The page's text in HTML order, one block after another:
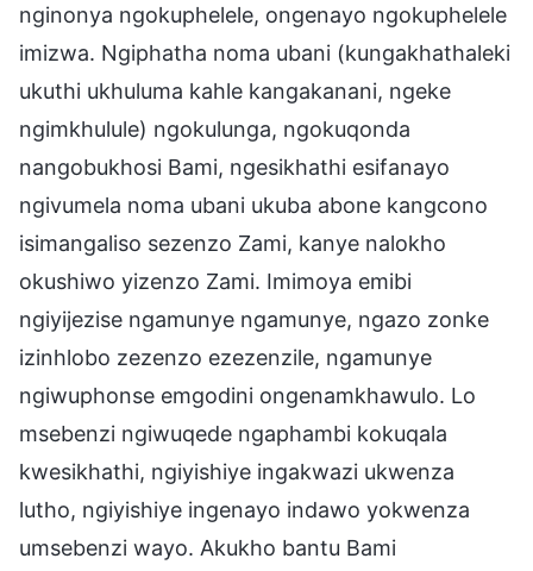
nginonya ngokuphelele, ongenayo ngokuphelele
imizwa. Ngiphatha noma ubani (kungakhathaleki
ukuthi ukhuluma kahle kangakanani, ngeke
ngimkhulule) ngokulunga, ngokuqonda
nangobukhosi Bami, ngesikhathi esifanayo
ngivumela noma ubani ukuba abone kangcono
isimangaliso sezenzo Zami, kanye nalokho
okushiwo yizenzo Zami. Imimoya emibi
ngiyijezise ngamunye ngamunye, ngazo zonke
izinhlobo zezenzo ezezenzile, ngamunye
ngiwuphonse emgodini ongenamkhawulo. Lo
msebenzi ngiwuqede ngaphambi kokuqala
kwesikhathi, ngiyishiye ingakwazi ukwenza
lutho, ngiyishiye ingenayo indawo yokwenza
umsebenzi wayo. Akukho bantu Bami